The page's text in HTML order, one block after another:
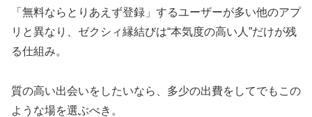
「無料ならとりあえず登録」するユーザーが多い他のアプ
リと異なり、ゼクシィ縁結びは“本気度の高い人”だけが残
る仕組み。
質の高い出会いをしたいなら、多少の出費をしてでもこの
ような場を選ぶべき。